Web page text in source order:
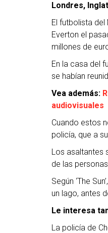
Londres,
El futbolista
Everton el
millones de
En la casa del
se habían
Vea además:
audiovisuales
Cuando estos
policía, que a
Los asaltantes
de las
Según ‘The
un lago, antes
Le interesa
La policía de